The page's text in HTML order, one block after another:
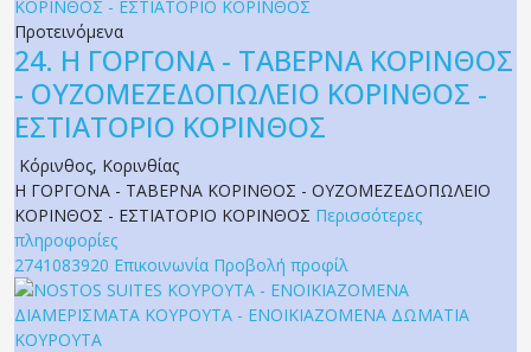
Προτεινόμενα
24. Η ΓΟΡΓΟΝΑ - ΤΑΒΕΡΝΑ ΚΟΡΙΝΘΟΣ
- ΟΥΖΟΜΕΖΕΔΟΠΩΛΕΙΟ ΚΟΡΙΝΘΟΣ -
ΕΣΤΙΑΤΟΡΙΟ ΚΟΡΙΝΘΟΣ
Κόρινθος, Κορινθίας
Η ΓΟΡΓΟΝΑ - ΤΑΒΕΡΝΑ ΚΟΡΙΝΘΟΣ - ΟΥΖΟΜΕΖΕΔΟΠΩΛΕΙΟ
ΚΟΡΙΝΘΟΣ - ΕΣΤΙΑΤΟΡΙΟ ΚΟΡΙΝΘΟΣ Περισσότερες
πληροφορίες
2741083920 Επικοινωνία Προβολή προφίλ